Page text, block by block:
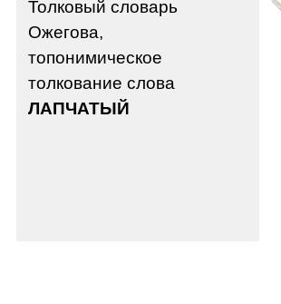
Толковый словарь
Ожегова,
топонимическое
толкование слова
ЛАПЧАТЫЙ